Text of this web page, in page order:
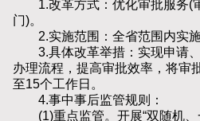
1.改革方式：优化审批服务(
门)。
2.实施范围：全省范围内实施
3.具体改革举措：实现申请、
办理流程，提高审批效率，将审
至15个工作日。
4.事中事后监管规则：
(1)重点监管。开展“双随机、